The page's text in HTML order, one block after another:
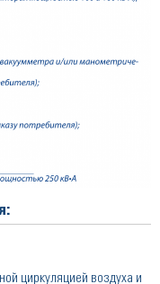
циркуляцией воздуха и